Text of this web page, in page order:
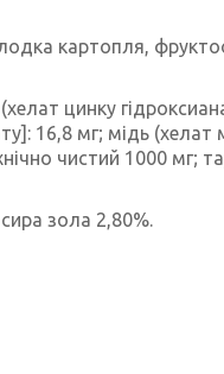
картопля,
цинку
16,8 мг; мідь (хелат
чистий 1000 мг;
зола 2,80%.